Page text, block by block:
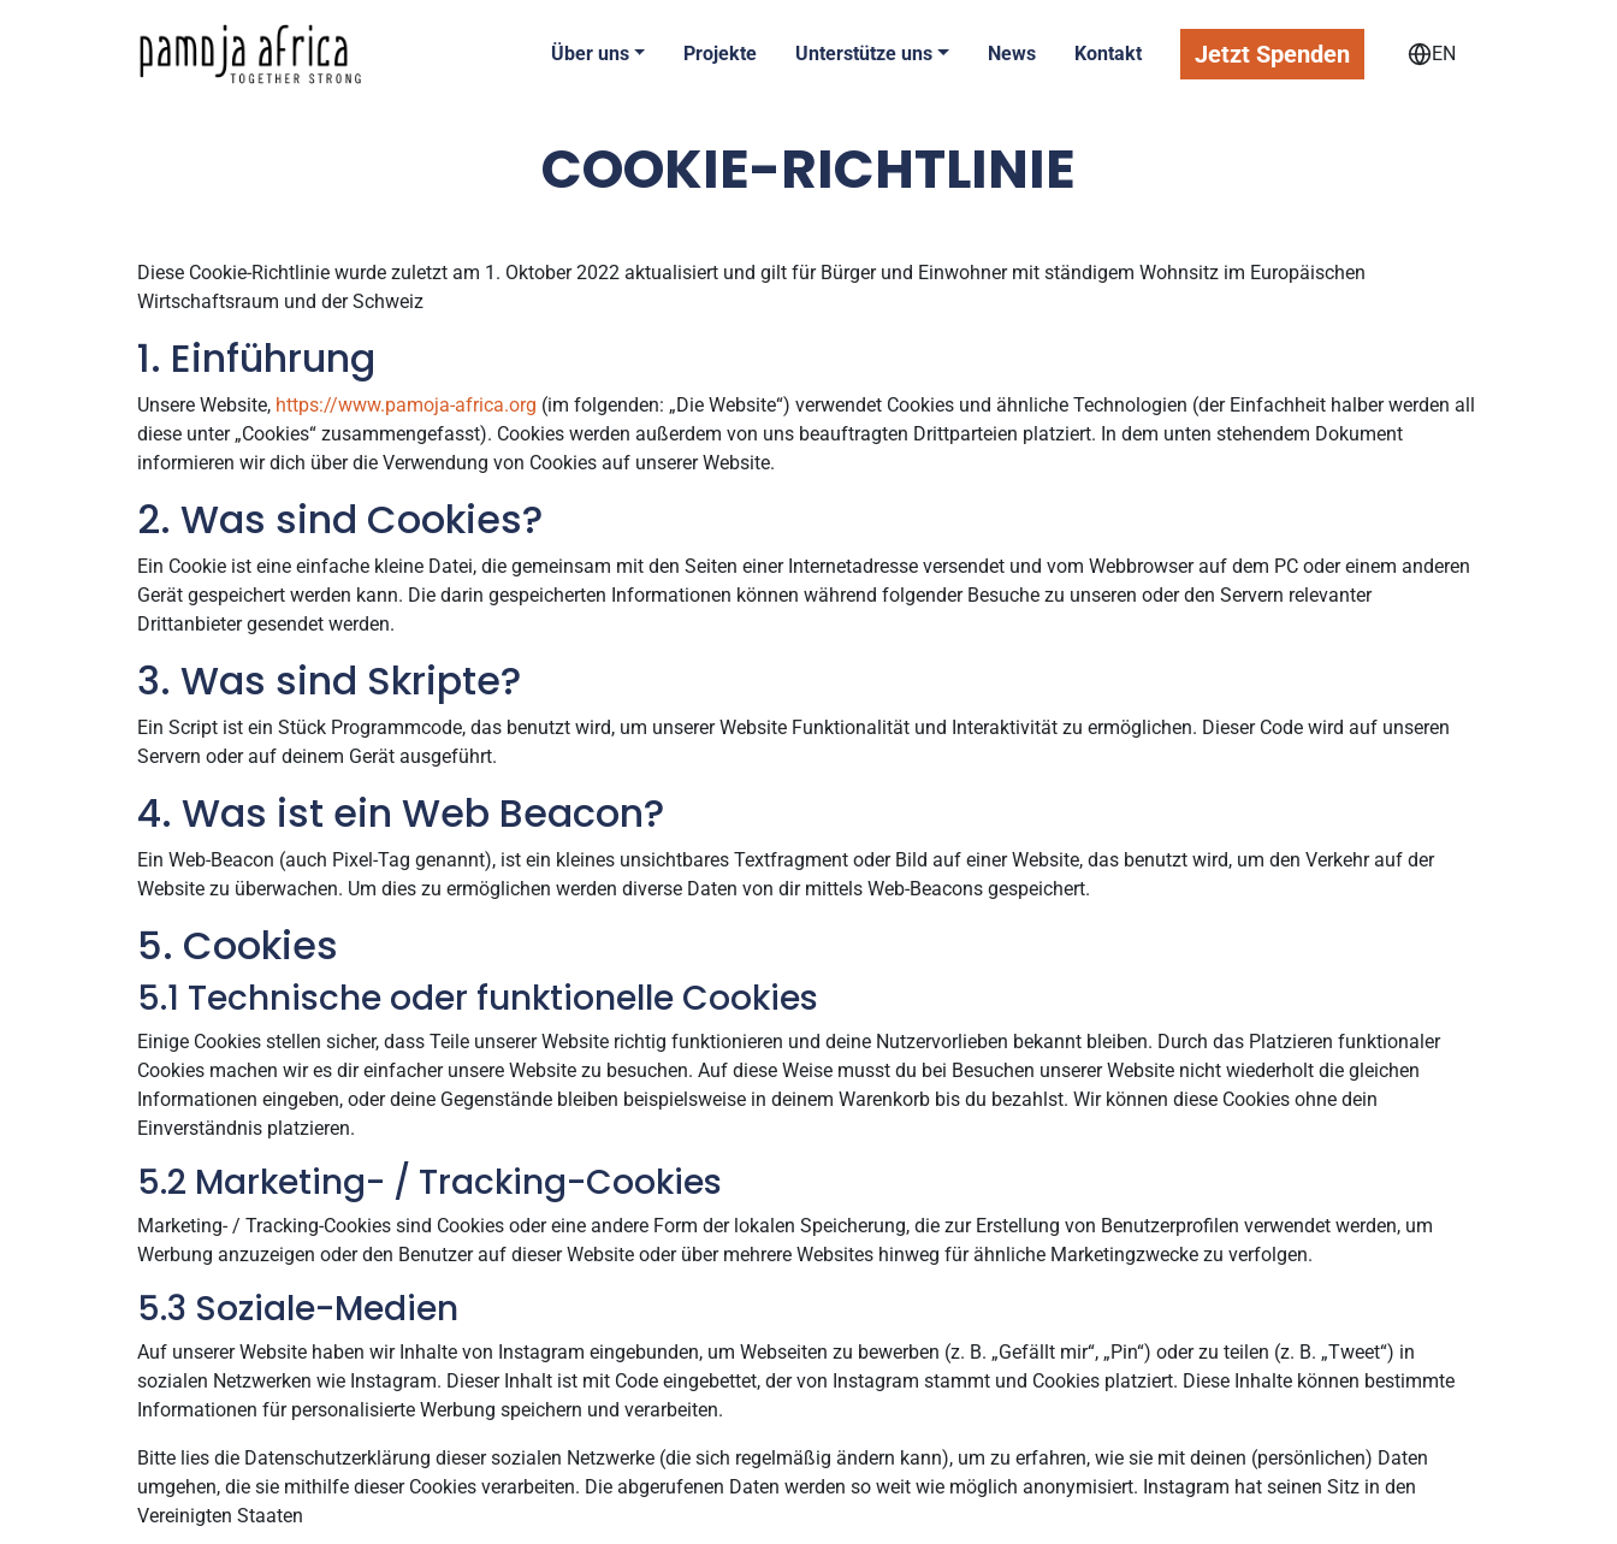
Über uns Projekte Unterstütze uns News Kontakt Jetzt Spenden EN
COOKIE-RICHTLINIE
Diese Cookie-Richtlinie wurde zuletzt am 1. Oktober 2022 aktualisiert und gilt für Bürger und Einwohner mit ständigem Wohnsitz im Europäischen
Wirtschaftsraum und der Schweiz
1. Einführung
Unsere Website, https://www.pamoja-africa.org (im folgenden: „Die Website“) verwendet Cookies und ähnliche Technologien (der Einfachheit halber werden all
diese unter „Cookies“ zusammengefasst). Cookies werden außerdem von uns beauftragten Drittparteien platziert. In dem unten stehendem Dokument
informieren wir dich über die Verwendung von Cookies auf unserer Website.
2. Was sind Cookies?
Ein Cookie ist eine einfache kleine Datei, die gemeinsam mit den Seiten einer Internetadresse versendet und vom Webbrowser auf dem PC oder einem anderen
Gerät gespeichert werden kann. Die darin gespeicherten Informationen können während folgender Besuche zu unseren oder den Servern relevanter
Drittanbieter gesendet werden.
3. Was sind Skripte?
Ein Script ist ein Stück Programmcode, das benutzt wird, um unserer Website Funktionalität und Interaktivität zu ermöglichen. Dieser Code wird auf unseren
Servern oder auf deinem Gerät ausgeführt.
4. Was ist ein Web Beacon?
Ein Web-Beacon (auch Pixel-Tag genannt), ist ein kleines unsichtbares Textfragment oder Bild auf einer Website, das benutzt wird, um den Verkehr auf der
Website zu überwachen. Um dies zu ermöglichen werden diverse Daten von dir mittels Web-Beacons gespeichert.
5. Cookies
5.1 Technische oder funktionelle Cookies
Einige Cookies stellen sicher, dass Teile unserer Website richtig funktionieren und deine Nutzervorlieben bekannt bleiben. Durch das Platzieren funktionaler
Cookies machen wir es dir einfacher unsere Website zu besuchen. Auf diese Weise musst du bei Besuchen unserer Website nicht wiederholt die gleichen
Informationen eingeben, oder deine Gegenstände bleiben beispielsweise in deinem Warenkorb bis du bezahlst. Wir können diese Cookies ohne dein
Einverständnis platzieren.
5.2 Marketing- / Tracking-Cookies
Marketing- / Tracking-Cookies sind Cookies oder eine andere Form der lokalen Speicherung, die zur Erstellung von Benutzerprofilen verwendet werden, um
Werbung anzuzeigen oder den Benutzer auf dieser Website oder über mehrere Websites hinweg für ähnliche Marketingzwecke zu verfolgen.
5.3 Soziale-Medien
Auf unserer Website haben wir Inhalte von Instagram eingebunden, um Webseiten zu bewerben (z. B. „Gefällt mir“, „Pin“) oder zu teilen (z. B. „Tweet“) in
sozialen Netzwerken wie Instagram. Dieser Inhalt ist mit Code eingebettet, der von Instagram stammt und Cookies platziert. Diese Inhalte können bestimmte
Informationen für personalisierte Werbung speichern und verarbeiten.
Bitte lies die Datenschutzerklärung dieser sozialen Netzwerke (die sich regelmäßig ändern kann), um zu erfahren, wie sie mit deinen (persönlichen) Daten
umgehen, die sie mithilfe dieser Cookies verarbeiten. Die abgerufenen Daten werden so weit wie möglich anonymisiert. Instagram hat seinen Sitz in den
Vereinigten Staaten